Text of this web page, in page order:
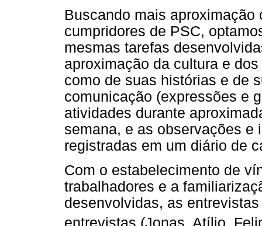
Buscando mais
cumpridores de PSC,
mesmas tarefas
aproximação da cultura e
como de suas histórias e de
comunicação (expressões e
atividades durante
semana, e as observações e
registradas em um diário de
Com o estabelecimento de
trabalhadores e a
desenvolvidas, as
entrevistas (Jonas, Atílio,